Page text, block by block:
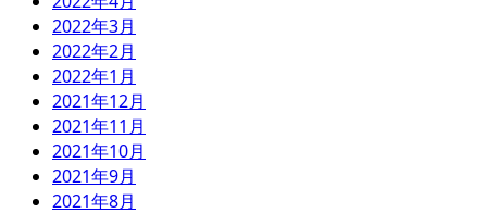
2022年3月
2022年2月
2022年1月
2021年12月
2021年11月
2021年10月
2021年9月
2021年8月